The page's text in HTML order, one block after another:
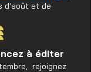
d’août et de
à éditer
rejoignez